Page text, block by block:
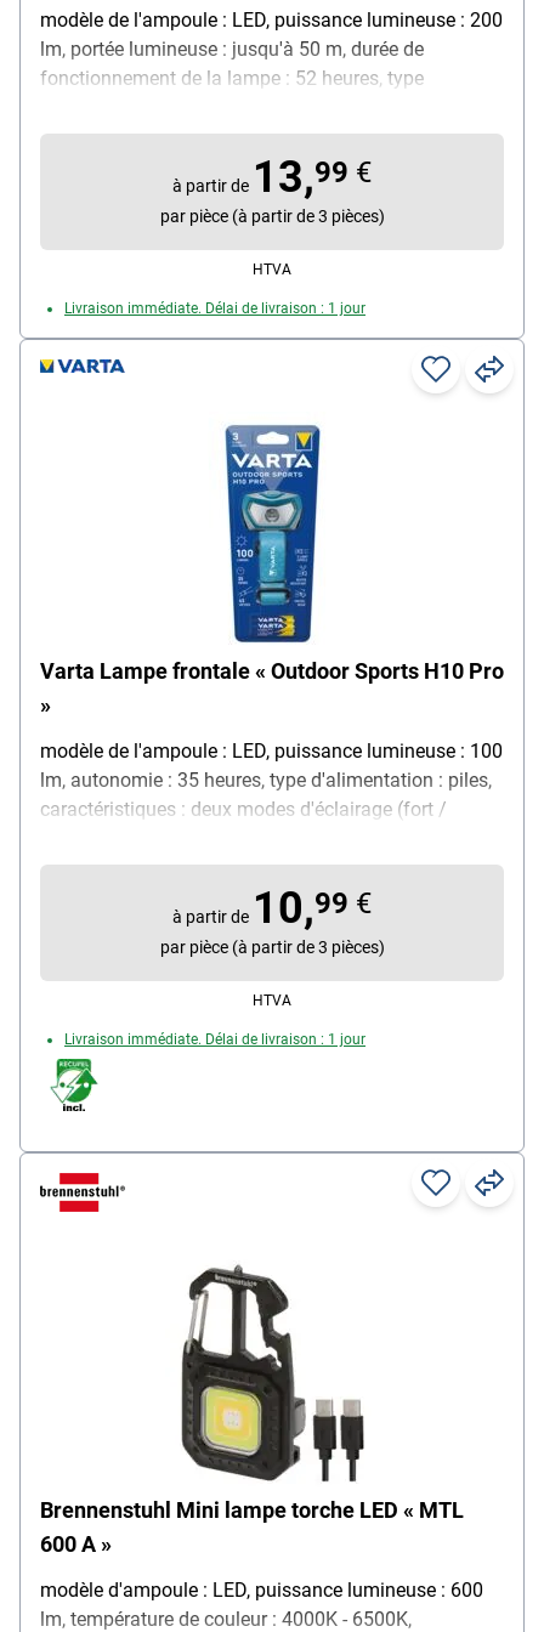
modèle de l'ampoule : LED, puissance lumineuse : 200
lm, portée lumineuse : jusqu'à 50 m, durée de
fonctionnement de la lampe : 52 heures, type
caractéristiques : trois modes d'éclairage : spot /
projecteur et mode combiné / avec LED rouge / tous
les modes sont réglables / tête de lampe réglable /
avec indicateur de batterie faible, protégée contre les
projections d'eau : oui, système de fixation : bandeau
réglable, amovible et lavable, couleur du boîtier :
rouge, matériau : plastique, particularités : variateur /
niveaux de puissance commutables, contenu de la
livraison : lampe frontale / 3 piles micro AAA
à partir de 13,99 €
par pièce (à partir de 3 pièces)
HTVA
Livraison immédiate. Délai de livraison : 1 jour
Varta Lampe frontale « Outdoor Sports H10 Pro
»
modèle de l'ampoule : LED, puissance lumineuse : 100
lm, autonomie : 35 heures, type d'alimentation : piles,
caractéristiques : deux modes d'éclairage (fort /
contre les projections d'eau : oui, système de fixation :
bandeau réglable, amovible et lavable, classe de
protection : IPX4, couleur du boîtier : bleu, matériau :
plastique, particularités : variateur / niveaux de
puissance commutables, contenu de la livraison :
lampe frontale / 3 piles micro AAA
à partir de 10,99 €
par pièce (à partir de 3 pièces)
HTVA
Livraison immédiate. Délai de livraison : 1 jour
Brennenstuhl Mini lampe torche LED « MTL
600 A »
modèle d'ampoule : LED, puissance lumineuse : 600
lm, température de couleur : 4000K - 6500K,